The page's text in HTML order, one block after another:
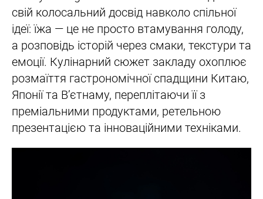
свій колосальний досвід навколо спільної
ідеї: їжа — це не просто втамування голоду,
а розповідь історій через смаки, текстури та
емоції. Кулінарний сюжет закладу охоплює
розмаїття гастрономічної спадщини Китаю,
Японії та В’єтнаму, переплітаючи її з
преміальними продуктами, ретельною
презентацією та інноваційними техніками.